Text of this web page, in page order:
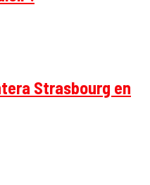
Strasbourg en